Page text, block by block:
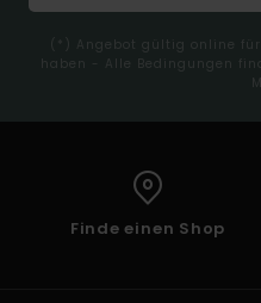
(*) Angebot gültig online
haben - Alle Bedingungen
Finde einen Shop